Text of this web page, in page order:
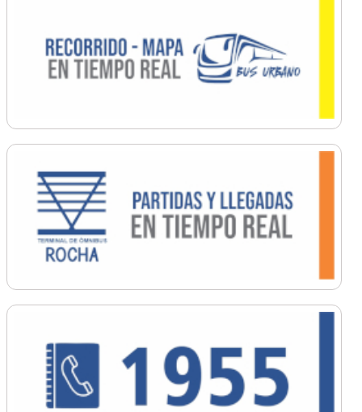
Ordenamiento
Promoción Social
Salud
Secretaría General